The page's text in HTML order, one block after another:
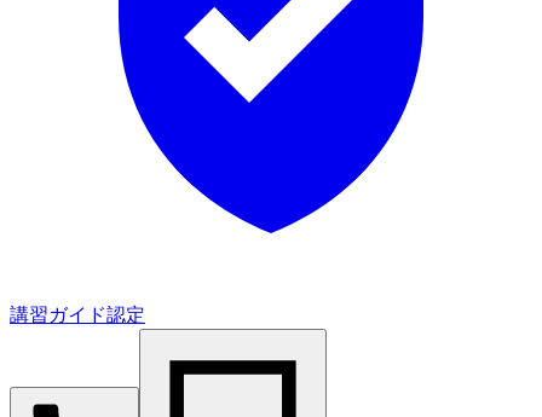
講習ガイド認定